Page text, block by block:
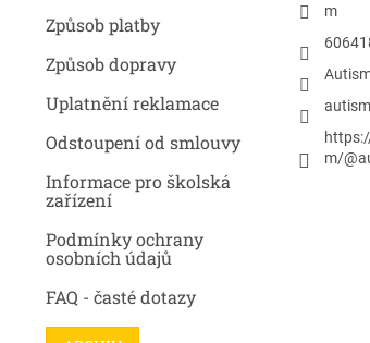
Způsob platby
Způsob dopravy
Uplatnění reklamace
Odstoupení od smlouvy
Informace pro školská
zařízení
Podmínky ochrany
osobních údajů
FAQ - časté dotazy
m
m/